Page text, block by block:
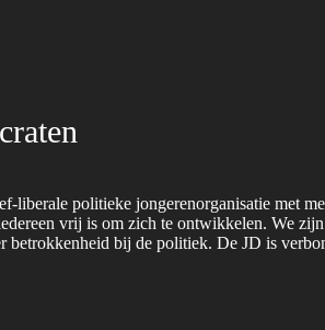
liberale politieke jongerenorganisatie met
vrij is om zich te ontwikkelen. We
betrokkenheid bij de politiek. De JD is